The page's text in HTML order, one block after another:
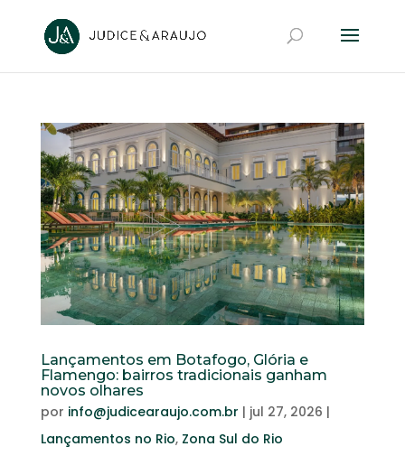
Lançamentos em Botafogo, Glória e
Flamengo: bairros tradicionais ganham
novos olhares
por info@judicearaujo.com.br | jul 27, 2026 |
Lançamentos no Rio, Zona Sul do Rio